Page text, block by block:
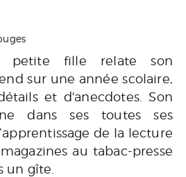
fille relate son
sur une année scolaire,
et d'anecdotes. Son
dans ses toutes ses
de la lecture
au tabac-presse
un gîte.